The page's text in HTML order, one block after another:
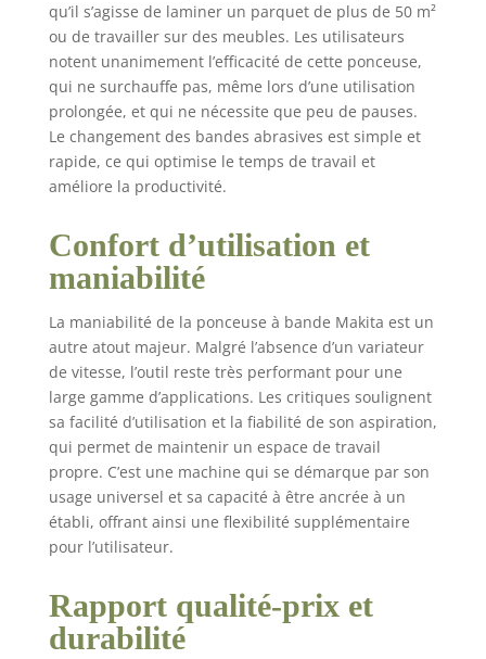
qu’il s’agisse de laminer un parquet de plus de 50 m²
ou de travailler sur des meubles. Les utilisateurs
notent unanimement l’efficacité de cette ponceuse,
qui ne surchauffe pas, même lors d’une utilisation
prolongée, et qui ne nécessite que peu de pauses.
Le changement des bandes abrasives est simple et
rapide, ce qui optimise le temps de travail et
améliore la productivité.
Confort d’utilisation et
maniabilité
La maniabilité de la ponceuse à bande Makita est un
autre atout majeur. Malgré l’absence d’un variateur
de vitesse, l’outil reste très performant pour une
large gamme d’applications. Les critiques soulignent
sa facilité d’utilisation et la fiabilité de son aspiration,
qui permet de maintenir un espace de travail
propre. C’est une machine qui se démarque par son
usage universel et sa capacité à être ancrée à un
établi, offrant ainsi une flexibilité supplémentaire
pour l’utilisateur.
Rapport qualité-prix et
durabilité